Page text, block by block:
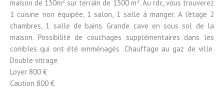
maison de 130m² sur terrain de 1500 m². Au rdc, vous trouverez
1 cuisine non équipée, 1 salon, 1 salle à manger. A l'étage 2
chambres, 1 salle de bains. Grande cave en sous sol de la
maison. Possibilité de couchages supplémentaires dans les
combles qui ont été emménagés .Chauffage au gaz de ville.
Double vitrage.
Loyer 800 €
Caution 800 €